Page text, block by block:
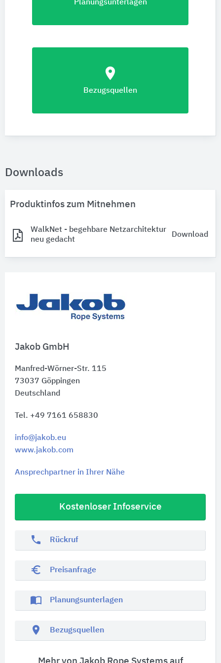
Jakob GmbH
Manfred-Wörner-Str. 115
73037 Göppingen
Deutschland
Tel. +49 7161 658830
info@jakob.eu
www.jakob.com
Ansprechpartner in Ihrer Nähe
Kostenloser Infoservice
phone Rückruf
euro_symbol Preisanfrage
import_contacts Planungsunterlagen
location_on Bezugsquellen
Planungsunterlagen
location_on
Bezugsquellen
Downloads
Produktinfos zum Mitnehmen
WalkNet - begehbare Netzarchitektur
neu gedacht
Download